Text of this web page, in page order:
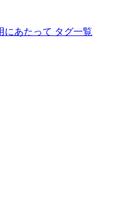
にあたって タグ一覧